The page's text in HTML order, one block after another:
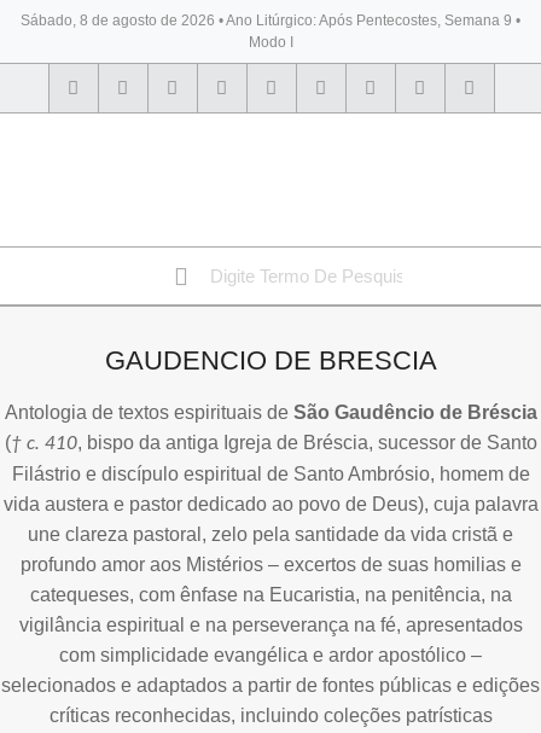
Sábado, 8 de agosto de 2026 • Ano Litúrgico: Após Pentecostes, Semana 9 •
Modo I
BYBLOS
GAUDENCIO DE BRESCIA
Antologia de textos espirituais de São Gaudêncio de Bréscia
(† c. 410, bispo da antiga Igreja de Bréscia, sucessor de Santo
Filástrio e discípulo espiritual de Santo Ambrósio, homem de
vida austera e pastor dedicado ao povo de Deus), cuja palavra
une clareza pastoral, zelo pela santidade da vida cristã e
profundo amor aos Mistérios – excertos de suas homilias e
catequeses, com ênfase na Eucaristia, na penitência, na
vigilância espiritual e na perseverança na fé, apresentados
com simplicidade evangélica e ardor apostólico –
selecionados e adaptados a partir de fontes públicas e edições
críticas reconhecidas, incluindo coleções patrísticas